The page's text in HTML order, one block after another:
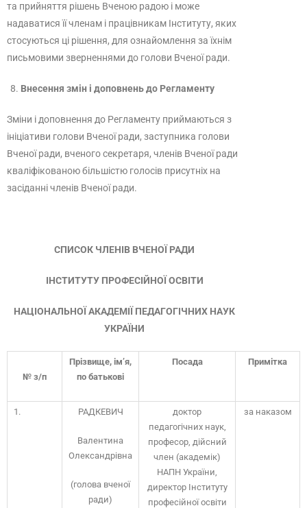
та прийняття рішень Вченою радою і може
надаватися її членам і працівникам Інституту, яких
стосуються ці рішення, для ознайомлення за їхнім
письмовими зверненнями до голови Вченої ради.
Внесення змін і доповнень до Регламенту
Зміни і доповнення до Регламенту приймаються з
ініціативи голови Вченої ради, заступника голови
Вченої ради, вченого секретаря, членів Вченої ради
кваліфікованою більшістю голосів присутніх на
засіданні членів Вченої ради.
СПИСОК ЧЛЕНІВ ВЧЕНОЇ РАДИ
ІНСТИТУТУ ПРОФЕСІЙНОЇ ОСВІТИ
НАЦІОНАЛЬНОЇ АКАДЕМІЇ ПЕДАГОГІЧНИХ НАУК
УКРАЇНИ
№ з/п
Прізвище, ім’я,
по батькові
Посада Примітка
1. РАДКЕВИЧ
Валентина
Олександрівна
(голова вченої
ради)
доктор
педагогічних наук,
професор, дійсний
член (академік)
НАПН України,
директор Інституту
професійної освіти
за наказом